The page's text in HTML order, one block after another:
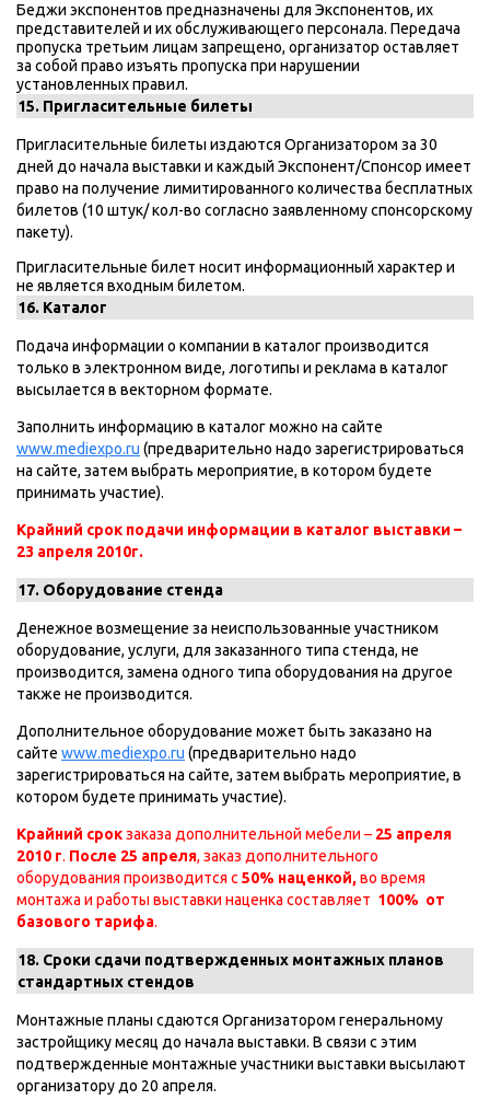
Беджи экспонентов предназначены для Экспонентов, их
представителей и их обслуживающего персонала. Передача
пропуска третьим лицам запрещено, организатор оставляет
за собой право изъять пропуска при нарушении
установленных правил.
15. Пригласительные билеты
Пригласительные билеты издаются Организатором за 30
дней до начала выставки и каждый Экспонент/Спонсор имеет
право на получение лимитированного количества бесплатных
билетов (10 штук/ кол-во согласно заявленному спонсорскому
пакету).
Пригласительные билет носит информационный характер и
не является входным билетом.
16. Каталог
Подача информации о компании в каталог производится
только в электронном виде, логотипы и реклама в каталог
высылается в векторном формате.
Заполнить информацию в каталог можно на сайте
www.mediexpo.ru (предварительно надо зарегистрироваться
на сайте, затем выбрать мероприятие, в котором будете
принимать участие).
Крайний срок подачи информации в каталог выставки –
23 апреля 2010г.
17. Оборудование стенда
Денежное возмещение за неиспользованные участником
оборудование, услуги, для заказанного типа стенда, не
производится, замена одного типа оборудования на другое
также не производится.
Дополнительное оборудование может быть заказано на
сайте www.mediexpo.ru (предварительно надо
зарегистрироваться на сайте, затем выбрать мероприятие, в
котором будете принимать участие).
Крайний срокзаказа дополнительной мебели – 25 апреля
2010 г. После 25 апреля, заказ дополнительного
оборудования производится с 50% наценкой,во время
монтажа и работы выставки наценка составляет 100% от
базового тарифа.
18. Сроки сдачи подтвержденных монтажных планов
стандартных стендов
Монтажные планы сдаются Организатором генеральному
застройщику месяц до начала выставки. В связи с этим
подтвержденные монтажные участники выставки высылают
организатору до 20 апреля.